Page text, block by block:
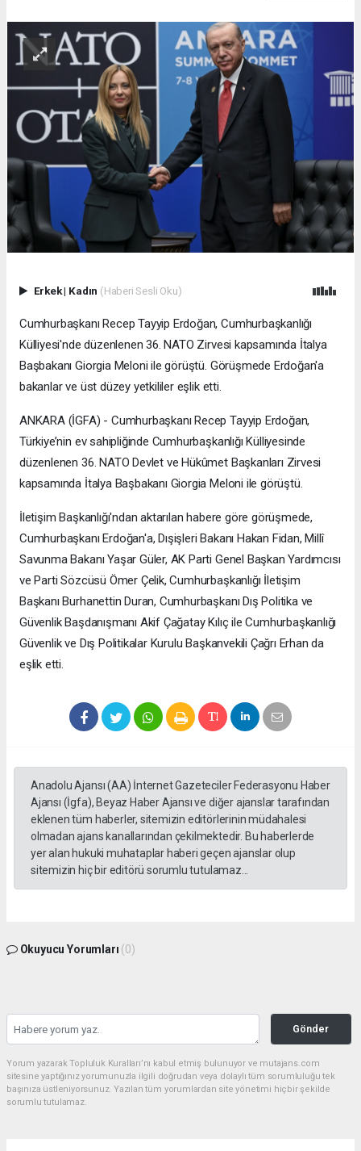
Erkek| Kadın (Haberi Sesli Oku)
Cumhurbaşkanı Recep Tayyip Erdoğan, Cumhurbaşkanlığı
Külliyesi'nde düzenlenen 36. NATO Zirvesi kapsamında İtalya
Başbakanı Giorgia Meloni ile görüştü. Görüşmede Erdoğan'a
bakanlar ve üst düzey yetkililer eşlik etti.
ANKARA (İGFA) - Cumhurbaşkanı Recep Tayyip Erdoğan,
Türkiye’nin ev sahipliğinde Cumhurbaşkanlığı Külliyesinde
düzenlenen 36. NATO Devlet ve Hükûmet Başkanları Zirvesi
kapsamında İtalya Başbakanı Giorgia Meloni ile görüştü.
İletişim Başkanlığı'ndan aktarılan habere göre görüşmede,
Cumhurbaşkanı Erdoğan'a, Dışişleri Bakanı Hakan Fidan, Millî
Savunma Bakanı Yaşar Güler, AK Parti Genel Başkan Yardımcısı
ve Parti Sözcüsü Ömer Çelik, Cumhurbaşkanlığı İletişim
Başkanı Burhanettin Duran, Cumhurbaşkanı Dış Politika ve
Güvenlik Başdanışmanı Akif Çağatay Kılıç ile Cumhurbaşkanlığı
Güvenlik ve Dış Politikalar Kurulu Başkanvekili Çağrı Erhan da
eşlik etti.
Anadolu Ajansı (AA) İnternet Gazeteciler Federasyonu Haber
Ajansı (İgfa), Beyaz Haber Ajansı ve diğer ajanslar tarafından
eklenen tüm haberler, sitemizin editörlerinin müdahalesi
olmadan ajans kanallarından çekilmektedir. Bu haberlerde
yer alan hukuki muhataplar haberi geçen ajanslar olup
sitemizin hiç bir editörü sorumlu tutulamaz...
Okuyucu Yorumları (0)
Gönder
Yorum yazarak Topluluk Kuralları’nı kabul etmiş bulunuyor ve mutajans.com
sitesine yaptığınız yorumunuzla ilgili doğrudan veya dolaylı tüm sorumluluğu tek
başınıza üstleniyorsunuz. Yazılan tüm yorumlardan site yönetimi hiçbir şekilde
sorumlu tutulamaz.